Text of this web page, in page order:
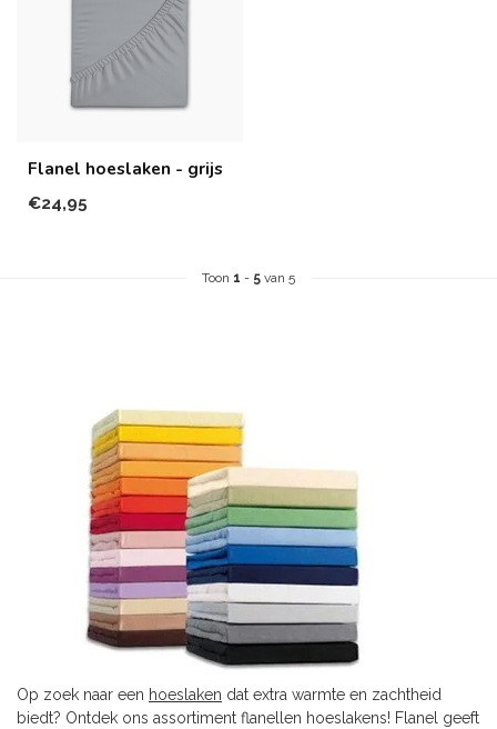
Flanel hoeslaken - grijs
€24,95
Toon 1 - 5 van 5
Op zoek naar een hoeslaken dat extra warmte en zachtheid
biedt? Ontdek ons assortiment flanellen hoeslakens! Flanel geeft